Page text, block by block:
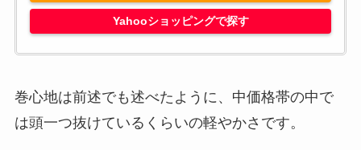
Yahooショッピングで探す
巻心地は前述でも述べたように、中価格帯の中で
は頭一つ抜けているくらいの軽やかさです。